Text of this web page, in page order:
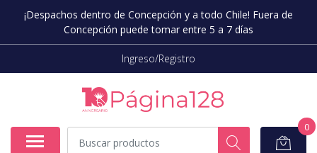
¡Despachos dentro de Concepción y a todo Chile! Fuera de
Concepción puede tomar entre 5 a 7 días
Ingreso/Registro
0